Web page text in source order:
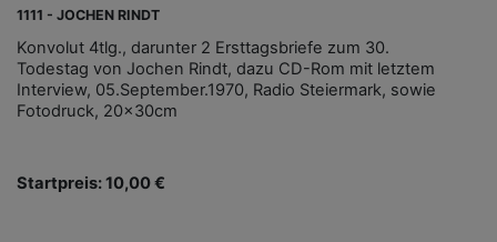
1111 - JOCHEN RINDT
Konvolut 4tlg., darunter 2 Ersttagsbriefe zum 30.
Todestag von Jochen Rindt, dazu CD-Rom mit letztem
Interview, 05.September.1970, Radio Steiermark, sowie
Fotodruck, 20x30cm
Startpreis: 10,00 €